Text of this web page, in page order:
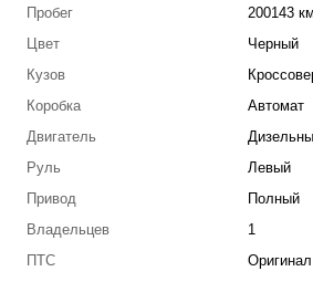
Пробег
200143 км
Цвет
Черный
Кузов
Коробка
Автомат
Двигатель
Руль
Левый
Привод
Полный
Владельцев
1
ПТС